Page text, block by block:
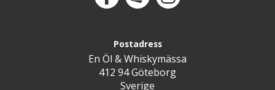
Postadress
En Öl & Whiskymässa
412 94 Göteborg
Sverige